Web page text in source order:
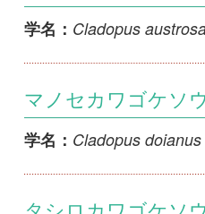
マノセカワゴケソウ
タシロカワゴケソウ
学名： Cladopus fukienensis
カワゴケソウ